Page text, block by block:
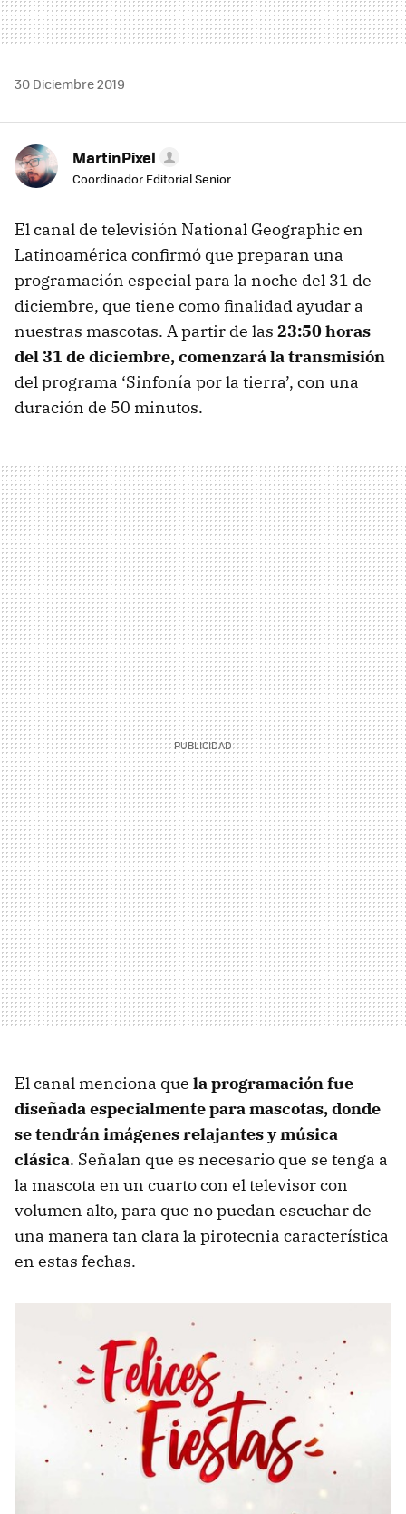
30 Diciembre 2019
MartinPixel
Coordinador Editorial Senior
El canal de televisión National Geographic en
Latinoamérica confirmó que preparan una
programación especial para la noche del 31 de
diciembre, que tiene como finalidad ayudar a
nuestras mascotas. A partir de las 23:50 horas
del 31 de diciembre, comenzará la transmisión
del programa ‘Sinfonía por la tierra’, con una
duración de 50 minutos.
El canal menciona que la programación fue
diseñada especialmente para mascotas, donde
se tendrán imágenes relajantes y música
clásica. Señalan que es necesario que se tenga a
la mascota en un cuarto con el televisor con
volumen alto, para que no puedan escuchar de
una manera tan clara la pirotecnia característica
en estas fechas.